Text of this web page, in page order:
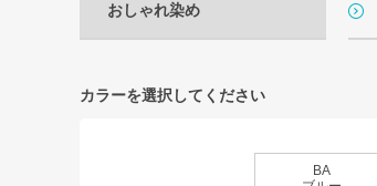
おしゃれ染め
カラーを選択してください
BA